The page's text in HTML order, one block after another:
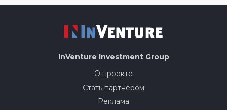
InVenture Investment Group
О проекте
Стать партнером
Реклама